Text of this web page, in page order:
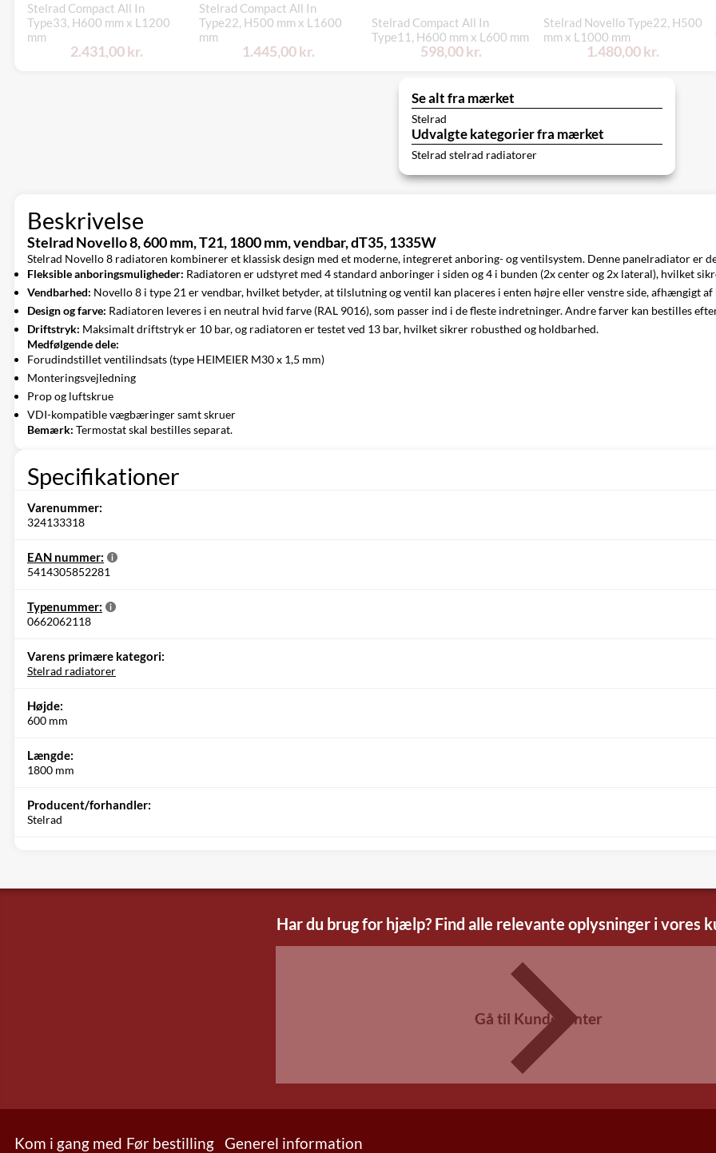
Stelrad Compact All In
Type33, H600 mm x L1200
mm
2.431,00 kr.
Stelrad Compact All In
Type22, H500 mm x L1600
mm
1.445,00 kr.
Stelrad Compact All In
Type11, H600 mm x L600 mm
598,00 kr.
Stelrad Novello Type22, H500
mm x L1000 mm
1.480,00 kr.
Se alt fra mærket
Stelrad
Udvalgte kategorier fra mærket
Stelrad stelrad radiatorer
Beskrivelse
Stelrad Novello 8, 600 mm, T21, 1800 mm, vendbar, dT35, 1335W
Stelrad Novello 8 radiatoren kombinerer et klassisk design med et moderne, integreret anboring- og ventilsystem. Denne panelradiator er
Fleksible anboringsmuligheder: Radiatoren er udstyret med 4 standard anboringer i siden og 4 i bunden (2x center og 2x lateral), hvilket
Vendbarhed: Novello 8 i type 21 er vendbar, hvilket betyder, at tilslutning og ventil kan placeres i enten højre eller venstre side, afhængigt
Design og farve: Radiatoren leveres i en neutral hvid farve (RAL 9016), som passer ind i de fleste indretninger. Andre farver kan bestilles
Driftstryk: Maksimalt driftstryk er 10 bar, og radiatoren er testet ved 13 bar, hvilket sikrer robusthed og holdbarhed.
Medfølgende dele:
Forudindstillet ventilindsats (type HEIMEIER M30 x 1,5 mm)
Monteringsvejledning
Prop og luftskrue
VDI-kompatible vægbæringer samt skruer
Bemærk: Termostat skal bestilles separat.
Specifikationer
Varenummer:
324133318
EAN nummer:
5414305852281
Typenummer:
0662062118
Varens primære kategori:
Stelrad radiatorer
Højde:
600 mm
Længde:
1800 mm
Producent/forhandler:
Stelrad
Har du brug for hjælp? Find alle relevante oplysninger i vores
Gå til Kundecenter
Kom i gang med Før bestilling Generel information